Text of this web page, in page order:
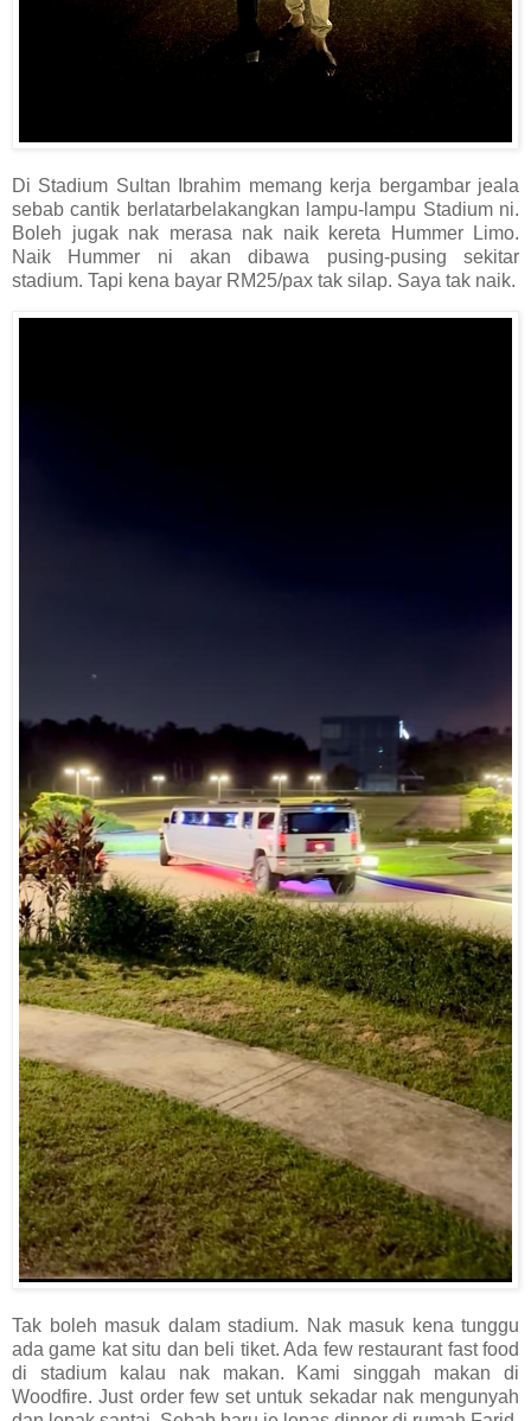
Di Stadium Sultan Ibrahim memang kerja bergambar jeala
sebab cantik berlatarbelakangkan lampu-lampu Stadium ni.
Boleh jugak nak merasa nak naik kereta Hummer Limo.
Naik Hummer ni akan dibawa pusing-pusing sekitar
stadium. Tapi kena bayar RM25/pax tak silap. Saya tak naik.
Tak boleh masuk dalam stadium. Nak masuk kena tunggu
ada game kat situ dan beli tiket. Ada few restaurant fast food
di stadium kalau nak makan. Kami singgah makan di
Woodfire. Just order few set untuk sekadar nak mengunyah